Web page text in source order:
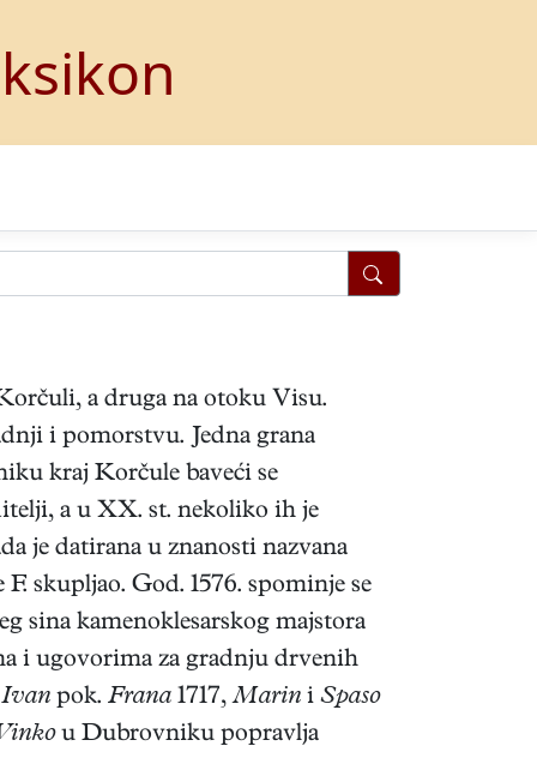
a druga na otoku Visu.
i pomorstvu. Jedna grana
kraj Korčule baveći se
a u XX. st. nekoliko ih je
je datirana u znanosti nazvana
skupljao. God. 1576. spominje se
sina kamenoklesarskog majstora
i ugovorima za gradnju drvenih
Ivan pok. Frana 1717,Marin i Spaso
u Dubrovniku popravlja